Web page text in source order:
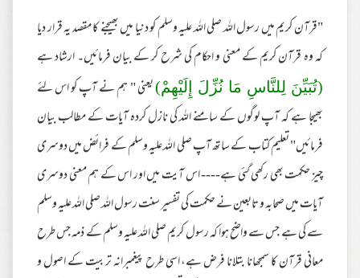
"قرآن کریم میں رسول اللہ صلی اللہ علیہ وسلم کو دنیا میں بھیجنے کا مقصد یہ قرار دیا
کہ وہ قرآن کریم کے معنی و احکام کی شرح کر کے بیان فرمائیں۔ ارشاد ہے
(تُبَيِّنَ لِلنَّاسِ مَا نُزِّلَ إِلَيْهِمْ)یعنی " ہم نے آپ کو اس لئے
بھیجا ہے کہ آپ لوگوں کے سامنے اللہ کی نازل کردہ آیات کے مطالب بیان
فرمائیں" تعلیم کتاب کے ساتھ آپ صلی اللہ علیہ وسلم کے فرائض میں دوسری
چیز حکمت بھی رکھی گئی ہے---- اس آیت میں اور اس کے ہم معنی دوسری
آیات میں صحابہ و تابعین نے حکمت کی تفسیر سنت رسول اللہ صلی اللہ علیہ وسلم
سے کی ہے جس سے واضح ہوا کہ رسول کریم صلی اللہ علیہ وسلم کے ذمہ جس طرح
معانی قرآن کا سمجھانا بتلانا فرض ہے، اسی طرح پیغمبرانہ تربیت کے اصول و